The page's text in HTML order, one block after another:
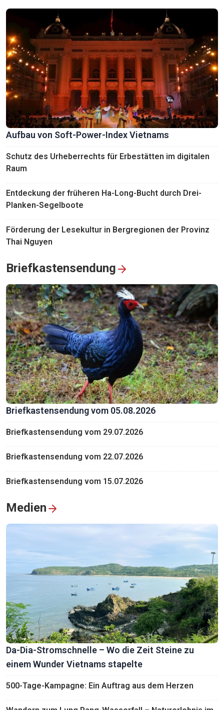
Aufbau von Soft-Power-Index Vietnams
Schutz des Urheberrechts für Erbestätten im digitalen
Raum
Entdeckung der früheren Ha-Long-Bucht durch Drei-
Planken-Segelboote
Förderung der Lesekultur in Bergregionen der Provinz
Thai Nguyen
Briefkastensendung
Briefkastensendung vom 05.08.2026
Briefkastensendung vom 29.07.2026
Briefkastensendung vom 22.07.2026
Briefkastensendung vom 15.07.2026
Medien
Da-Dia-Stromschnelle – Wo die Zeit Steine zu
einem Wunder Vietnams stapelte
500-Tage-Kampagne: Ein Auftrag aus dem Herzen